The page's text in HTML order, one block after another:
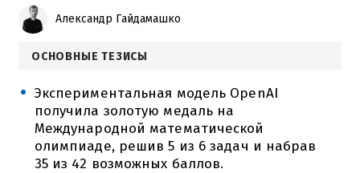
Александр Гайдамашко
ОСНОВНЫЕ ТЕЗИСЫ
Экспериментальная модель OpenAI
получила золотую медаль на
Международной математической
олимпиаде, решив 5 из 6 задач и набрав
35 из 42 возможных баллов.